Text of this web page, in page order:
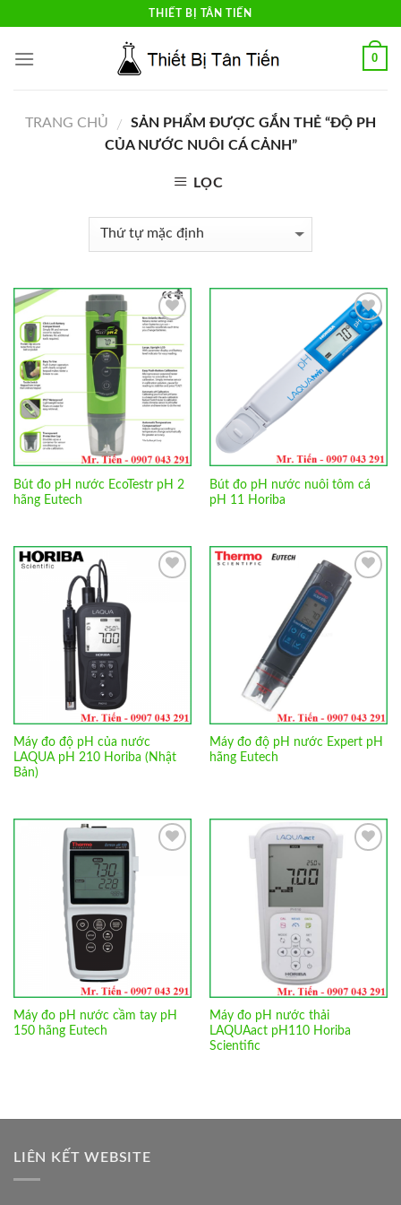
content
THIẾT BỊ TÂN TIẾN
0
TRANG CHỦ /
SẢN PHẨM ĐƯỢC GẮN THẺ “ĐỘ PH
CỦA NƯỚC NUÔI CÁ CẢNH”
LỌC
Add to
Wishlist
Bút đo pH nước EcoTestr pH 2
hãng Eutech
Add to
Wishlist
Bút đo pH nước nuôi tôm cá
pH 11 Horiba
Máy đo độ pH của nước
LAQUA pH 210 Horiba (Nhật
Bản)
Add to
Wishlist
Máy đo độ pH nước Expert pH
hãng Eutech
Máy đo pH nước cầm tay pH
150 hãng Eutech
Máy đo pH nước thải
LAQUAact pH110 Horiba
Scientific
LIÊN KẾT WEBSITE